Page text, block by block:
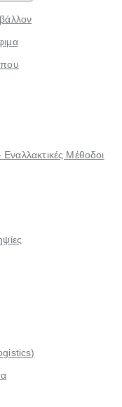
Εναλλακτικές Μέθοδοι